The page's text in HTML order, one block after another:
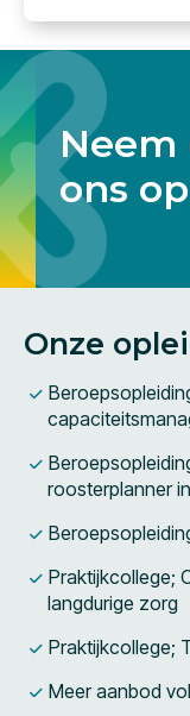
datagebruik en
planners die écht
ons op
Onze
roosterplanner
Praktijkcollege;
langdurige zorg
Praktijkcollege;
Meer aanbod